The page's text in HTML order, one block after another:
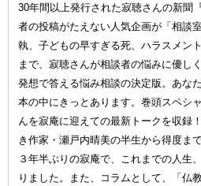
30年間以上発行された寂聴さんの新聞
者の投稿がたえない人気企画が「相談
執、子どもの早すぎる死、ハラスメン
まで、寂聴さんが相談者の悩みに優し
発想で答える悩み相談の決定版。あな
本の中にきっとあります。巻頭スペシ
んを寂庵に迎えての最新トークを収
き作家・瀬戸内晴美の半生から得度ま
３年半ぶりの寂庵で、これまでの人生
りました。また、コラムとして、「仏